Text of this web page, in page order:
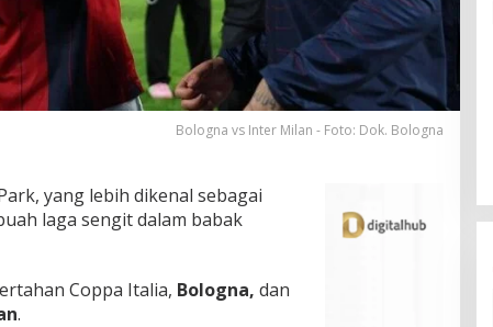
Bologna vs Inter Milan - Foto: Dok. Bologna
yang lebih dikenal sebagai
laga sengit dalam babak
Coppa Italia, Bologna, dan
.